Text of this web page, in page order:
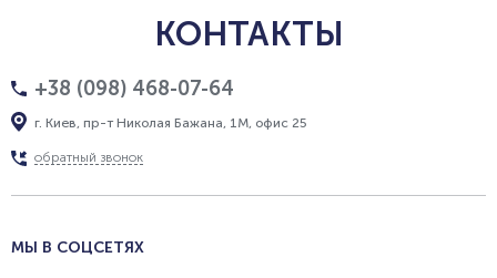
КОНТАКТЫ
+38 (098) 468-07-64
г. Киев, пр-т Николая Бажана, 1М, офис 25
обратный звонок
МЫ В СОЦСЕТЯХ